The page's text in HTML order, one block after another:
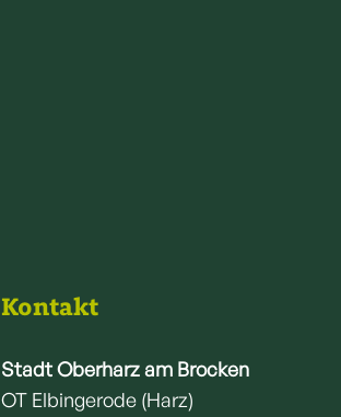
Kontakt
Stadt Oberharz am Brocken
OT Elbingerode (Harz)